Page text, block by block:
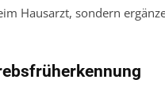
Hausarzt, sondern